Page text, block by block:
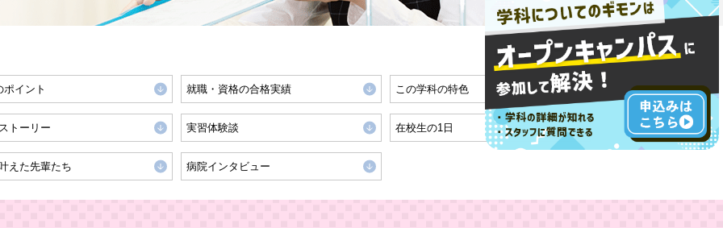
ポイント 就職・資格の合格実績 この学科の特色
トーリー 実習体験談 在校生の1日
えた先輩たち 病院インタビュー